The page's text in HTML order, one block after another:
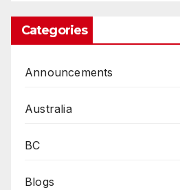
Categories
Announcements
Australia
BC
Blogs